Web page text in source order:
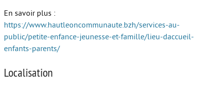
En savoir plus :
https://www.hautleoncommunaute.bzh/services-au-
public/petite-enfance-jeunesse-et-famille/lieu-daccueil-
enfants-parents/
Localisation